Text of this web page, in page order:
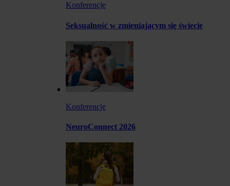
Konferencje
Seksualność w zmieniającym się świecie
Konferencje
NeuroConnect 2026